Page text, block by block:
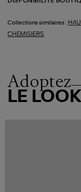
Collections similaires :
CHEMISIERS
Adoptez
LE LOOK